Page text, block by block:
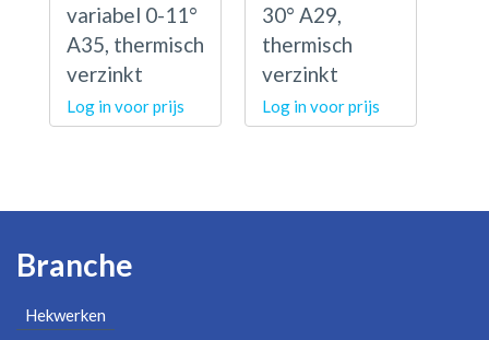
variabel 0-11°
A35, thermisch
verzinkt
Log in voor prijs
30° A29,
thermisch
verzinkt
Log in voor prijs
Branche
Hekwerken